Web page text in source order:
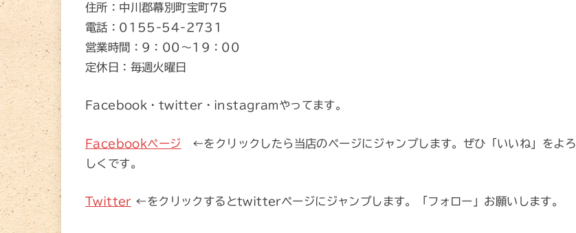
住所：中川郡幕別町宝町75
電話：0155-54-2731
営業時間：9：00～19：00
定休日：毎週火曜日
Facebook・twitter・instagramやってます。
Facebookページ ←をクリックしたら当店のページにジャンプします。ぜひ「いいね」をよろ
しくです。
Twitter ←をクリックするとtwitterページにジャンプします。「フォロー」お願いします。